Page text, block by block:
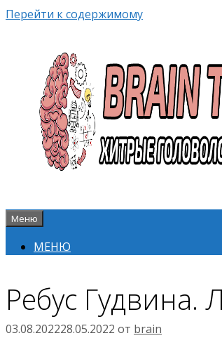
Перейти к содержимому
Меню
МЕНЮ
Ребус Гудвина.
03.08.202228.05.2022 от brain